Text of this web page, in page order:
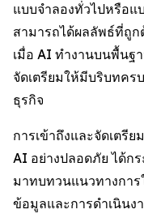
แบบจำลองทั่วไปหรือแ
สามารถได้ผลลัพธ์ที่ถูก
เมื่อ AI ทำงานบนพื้นฐ
จัดเตรียมให้มีบริบทค
ธุรกิจ
การเข้าถึงและจัดเตรี
AI อย่างปลอดภัย ได้ก
มาทบทวนแนวทางกา
ข้อมูลและการดำเนินง